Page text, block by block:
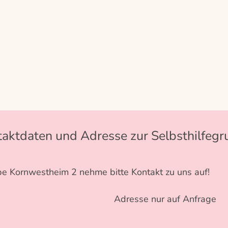
und Adresse zur
Kornwestheim 2 nehme bitte Kontakt zu uns auf!
Adresse nur auf Anfrage